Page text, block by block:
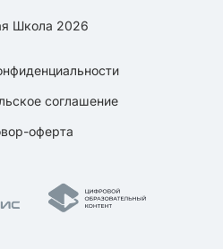
Школа 2026
соглашение
оферта